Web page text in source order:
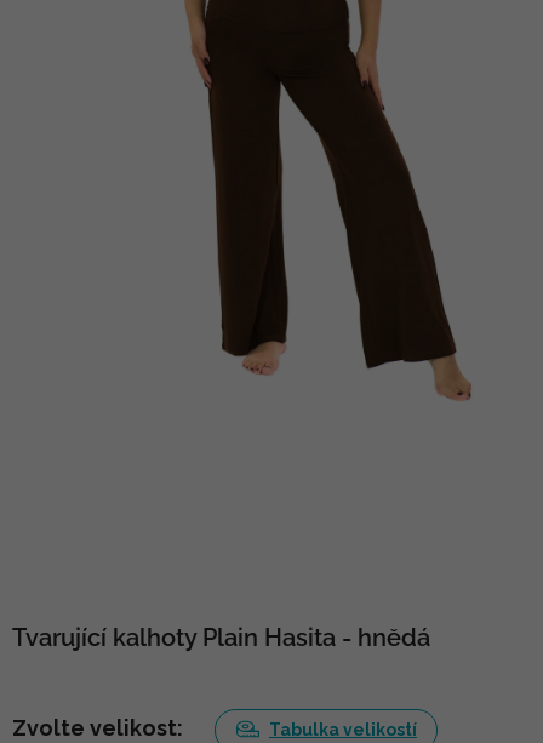
Tvarující kalhoty Plain Hasita - hnědá
Zvolte velikost: Tabulka velikostí